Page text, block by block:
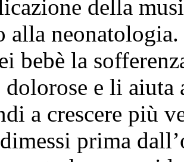
della
alla
bebè la
dolorose e li
a crescere più
dimessi prima